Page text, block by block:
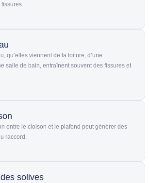
qu’elles viennent de la toiture, d’une
salle de bain, entraînent souvent des fissures et
entre le cloison et le plafond peut générer des
raccord.
solives